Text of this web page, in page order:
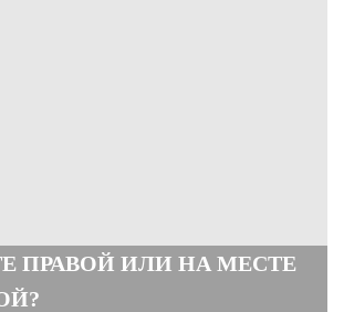
ПРАВОЙ ИЛИ НА МЕСТЕ